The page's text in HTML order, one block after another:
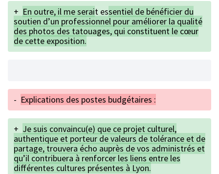
+ En outre, il me serait essentiel de bénéficier du
soutien d’un professionnel pour améliorer la qualité
des photos des tatouages, qui constituent le cœur
de cette exposition.
- Explications des postes budgétaires :
+ Je suis convaincu(e) que ce projet culturel,
authentique et porteur de valeurs de tolérance et de
partage, trouvera écho auprès de vos administrés et
qu’il contribuera à renforcer les liens entre les
différentes cultures présentes à Lyon.